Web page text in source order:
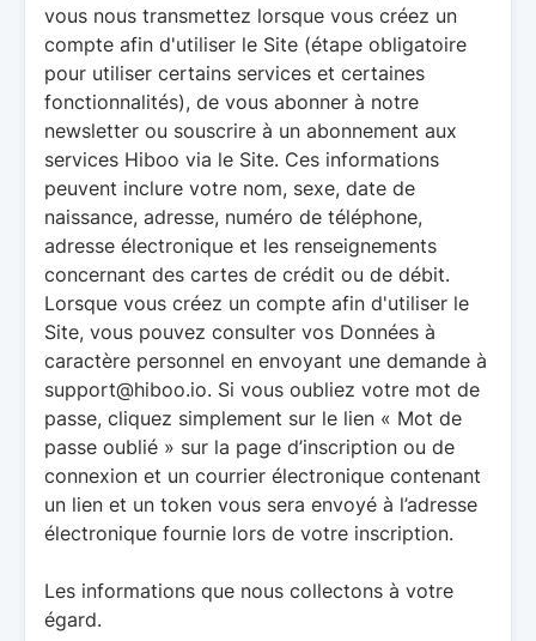
vous nous transmettez lorsque vous créez un
compte afin d'utiliser le Site (étape obligatoire
pour utiliser certains services et certaines
fonctionnalités), de vous abonner à notre
newsletter ou souscrire à un abonnement aux
services Hiboo via le Site. Ces informations
peuvent inclure votre nom, sexe, date de
naissance, adresse, numéro de téléphone,
adresse électronique et les renseignements
concernant des cartes de crédit ou de débit.
Lorsque vous créez un compte afin d'utiliser le
Site, vous pouvez consulter vos Données à
caractère personnel en envoyant une demande à
support@hiboo.io. Si vous oubliez votre mot de
passe, cliquez simplement sur le lien « Mot de
passe oublié » sur la page d’inscription ou de
connexion et un courrier électronique contenant
un lien et un token vous sera envoyé à l’adresse
électronique fournie lors de votre inscription.
Les informations que nous collectons à votre
égard.